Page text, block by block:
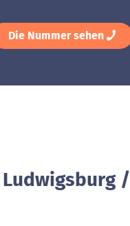
Die Nummer sehen
/